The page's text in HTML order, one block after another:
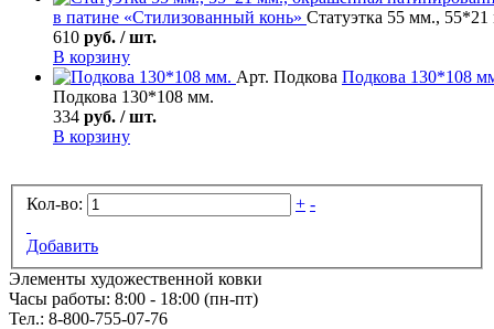
в патине «Стилизованный конь» Статуэтка 55 мм.,
610 руб. / шт.
В корзину
Арт. Подкова Подкова 130*108
Подкова 130*108 мм.
334 руб. / шт.
В корзину
Кол-во: + -
Добавить
Элементы художественной ковки
Часы работы: 8:00 - 18:00 (пн-пт)
Тел.: 8-800-755-07-76